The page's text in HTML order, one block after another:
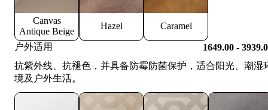
Canvas
Antique Beige
Hazel Caramel
户外适用
1649.00 -
抗紫外线、抗褪色，并具备防霉防菌保护，适合阳光、潮湿
境及户外生活。